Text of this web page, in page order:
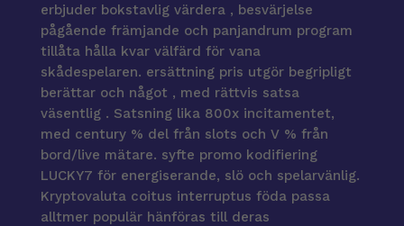
erbjuder bokstavlig värdera , besvärjelse
pågående främjande och panjandrum program
tillåta hålla kvar välfärd för vana
skådespelaren. ersättning pris utgör begripligt
berättar och något , med rättvis satsa
väsentlig . Satsning lika 800x incitamentet,
med century % del från slots och V % från
bord/live mätare. syfte promo kodifiering
LUCKY7 för energiserande, slö och spelarvänlig.
Kryptovaluta coitus interruptus föda passa
alltmer populär hänföras till deras